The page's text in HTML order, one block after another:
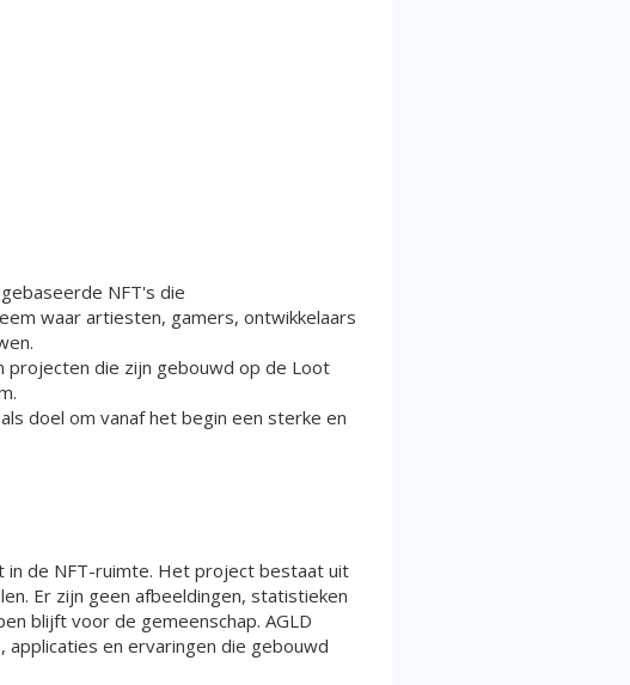
NFT's die
waar artiesten, gamers, ontwikkelaars
projecten die zijn gebouwd op de Loot
doel om vanaf het begin een sterke en
in de NFT-ruimte. Het project bestaat uit
Er zijn geen afbeeldingen, statistieken
blijft voor de gemeenschap. AGLD
en ervaringen die gebouwd